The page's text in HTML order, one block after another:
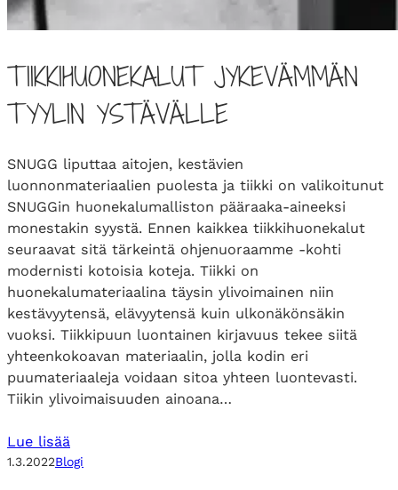
TIIKKIHUONEKALUT JYKEVÄMMÄN
TYYLIN YSTÄVÄLLE
SNUGG liputtaa aitojen, kestävien
luonnonmateriaalien puolesta ja tiikki on valikoitunut
SNUGGin huonekalumalliston pääraaka-aineeksi
monestakin syystä. Ennen kaikkea tiikkihuonekalut
seuraavat sitä tärkeintä ohjenuoraamme -kohti
modernisti kotoisia koteja. Tiikki on
huonekalumateriaalina täysin ylivoimainen niin
kestävyytensä, elävyytensä kuin ulkonäkönsäkin
vuoksi. Tiikkipuun luontainen kirjavuus tekee siitä
yhteenkokoavan materiaalin, jolla kodin eri
puumateriaaleja voidaan sitoa yhteen luontevasti.
Tiikin ylivoimaisuuden ainoana…
Lue lisää
1.3.2022Blogi